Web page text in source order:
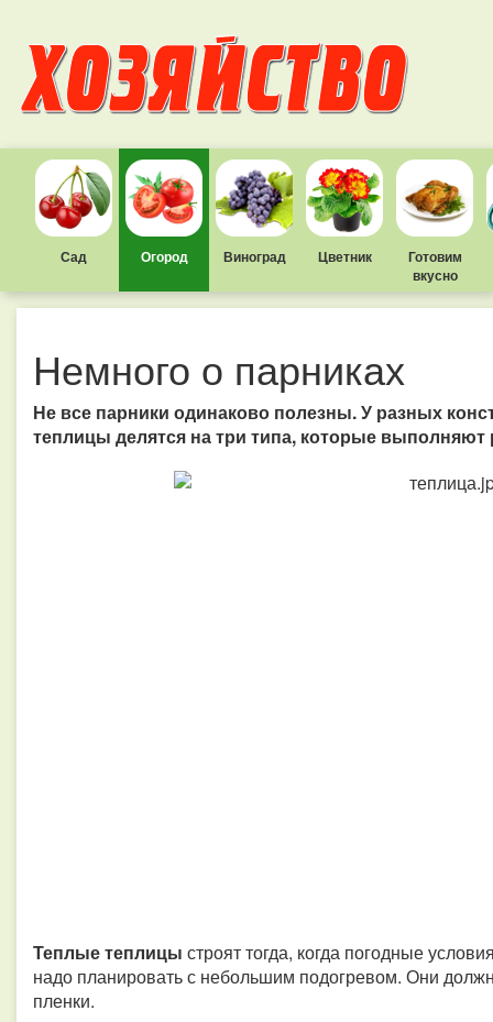
Сад Огород Виноград Цветник
Готовим
вкусно
Немного о парниках
Не все парники одинаково полезны. У разных
теплицы делятся на три типа, которые
Теплые теплицы строят тогда, когда погодные
надо планировать с небольшим подогревом. Они
пленки.